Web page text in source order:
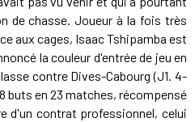
de chasse. Joueur à la fois très
aux cages, Isaac Tshipamba est
la couleur d'entrée de jeu en
contre Dives-Cabourg (J1. 4-
buts en 23 matches, récompensé
d'un contrat professionnel, celui